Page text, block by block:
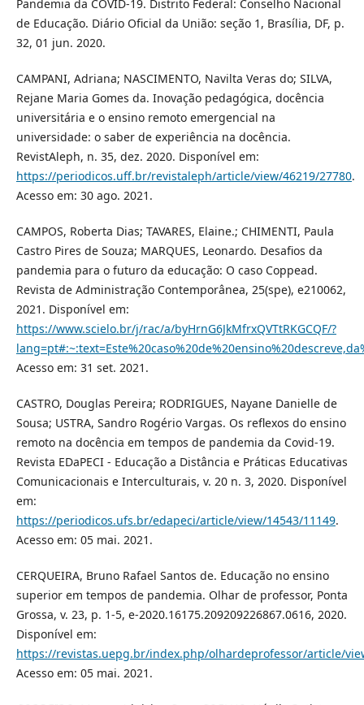
Pandemia da COVID-19. Distrito Federal: Conselho Nacional
de Educação. Diário Oficial da União: seção 1, Brasília, DF, p.
32, 01 jun. 2020.
CAMPANI, Adriana; NASCIMENTO, Navilta Veras do; SILVA,
Rejane Maria Gomes da. Inovação pedagógica, docência
universitária e o ensino remoto emergencial na
universidade: o saber de experiência na docência.
RevistAleph, n. 35, dez. 2020. Disponível em:
https://periodicos.uff.br/revistaleph/article/view/46219/27780.
Acesso em: 30 ago. 2021.
CAMPOS, Roberta Dias; TAVARES, Elaine.; CHIMENTI, Paula
Castro Pires de Souza; MARQUES, Leonardo. Desafios da
pandemia para o futuro da educação: O caso Coppead.
Revista de Administração Contemporânea, 25(spe), e210062,
2021. Disponível em:
https://www.scielo.br/j/rac/a/byHrnG6JkMfrxQVTtRKGCQF/?
Acesso em: 31 set. 2021.
CASTRO, Douglas Pereira; RODRIGUES, Nayane Danielle de
Sousa; USTRA, Sandro Rogério Vargas. Os reflexos do ensino
remoto na docência em tempos de pandemia da Covid-19.
Revista EDaPECI - Educação a Distância e Práticas Educativas
Comunicacionais e Interculturais, v. 20 n. 3, 2020. Disponível
em:
https://periodicos.ufs.br/edapeci/article/view/14543/11149.
Acesso em: 05 mai. 2021.
CERQUEIRA, Bruno Rafael Santos de. Educação no ensino
superior em tempos de pandemia. Olhar de professor, Ponta
Grossa, v. 23, p. 1-5, e-2020.16175.209209226867.0616, 2020.
Disponível em:
https://revistas.uepg.br/index.php/olhardeprofessor/article/
Acesso em: 05 mai. 2021.